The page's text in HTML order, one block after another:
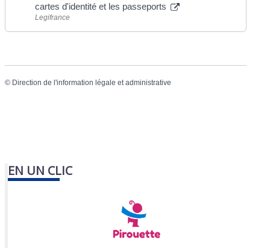
cartes d'identité et les passeports
Legifrance
© Direction de l'information légale et administrative
EN UN CLIC